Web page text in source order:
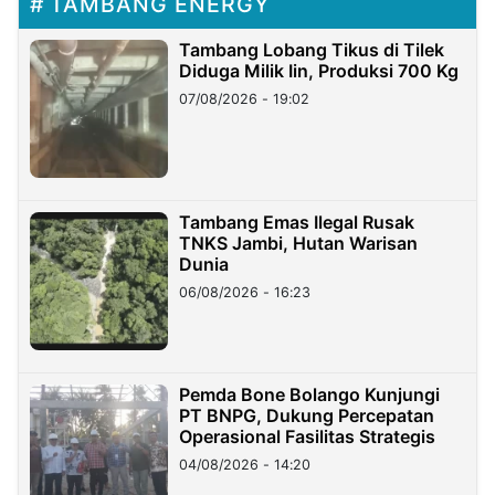
Tambang Lobang Tikus di Tilek
Diduga Milik Iin, Produksi 700 Kg
07/08/2026 - 19:02
Tambang Emas Ilegal Rusak
TNKS Jambi, Hutan Warisan
Dunia
06/08/2026 - 16:23
Pemda Bone Bolango Kunjungi
PT BNPG, Dukung Percepatan
Operasional Fasilitas Strategis
04/08/2026 - 14:20